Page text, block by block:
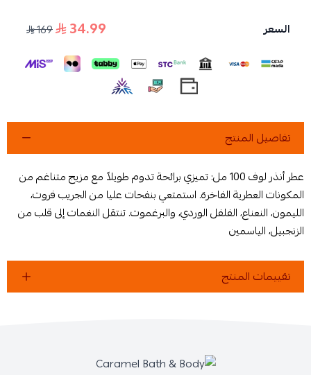
السعر 34.99
169
تفاصيل المنتج
عطر أنذر لوف 100 مل: تميزي برائحة تدوم طويلاً مع مزيج متناغم من
المكونات العطرية الفاخرة. استمتعي بنفحات عليا من الجريب فروت،
الليمون، النعناع، الفلفل الوردي، والبرغموت. تنتقل النغمات إلى قلب من
الزنجبيل، الياسمين
تقييمات المنتج